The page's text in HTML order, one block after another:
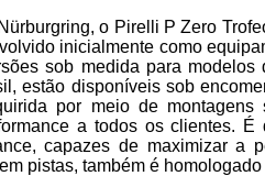
o Pirelli P Zero
inicialmente como
sob medida para modelos
estão disponíveis sob
por meio de
a todos os clientes. É
capazes de maximizar a
pistas, também é